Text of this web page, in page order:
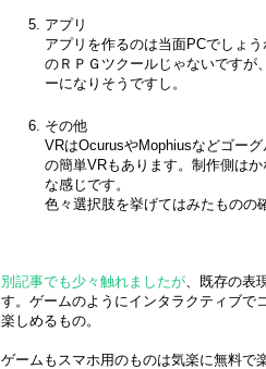
アプリ
アプリを作るのは当面PCでしょ
のＲＰＧツクールじゃないですが
ーになりそうですし。
その他
VRはOcurusやMophiusなどゴー
の簡単VRもあります。制作側は
な感じです。
色々選択肢を挙げてはみたものの
別記事でも少々触れましたが 、既存の
す。ゲームのようにインタラクティブで
楽しめるもの。
ゲームもスマホ用のものは気楽に無料で